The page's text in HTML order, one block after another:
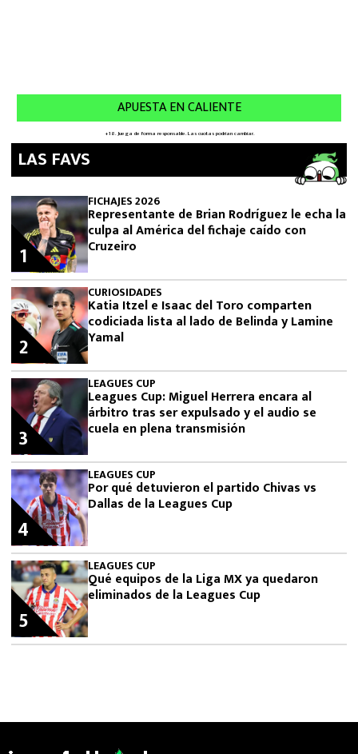
LAS FAVS
FICHAJES 2026
Representante de Brian Rodríguez le echa la
culpa al América del fichaje caído con
Cruzeiro
1
CURIOSIDADES
Katia Itzel e Isaac del Toro comparten
codiciada lista al lado de Belinda y Lamine
Yamal
2
LEAGUES CUP
Leagues Cup: Miguel Herrera encara al
árbitro tras ser expulsado y el audio se
cuela en plena transmisión
3
LEAGUES CUP
Por qué detuvieron el partido Chivas vs
Dallas de la Leagues Cup
4
LEAGUES CUP
Qué equipos de la Liga MX ya quedaron
eliminados de la Leagues Cup
5